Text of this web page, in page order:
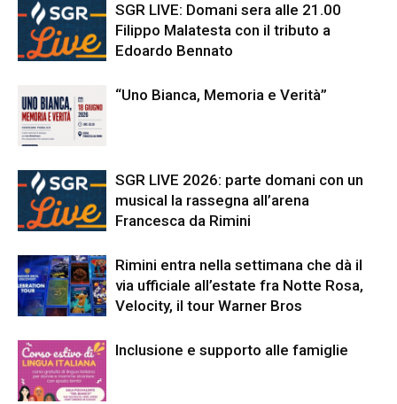
SGR LIVE: Domani sera alle 21.00
Filippo Malatesta con il tributo a
Edoardo Bennato
“Uno Bianca, Memoria e Verità”
SGR LIVE 2026: parte domani con un
musical la rassegna all’arena
Francesca da Rimini
Rimini entra nella settimana che dà il
via ufficiale all’estate fra Notte Rosa,
Velocity, il tour Warner Bros
Inclusione e supporto alle famiglie